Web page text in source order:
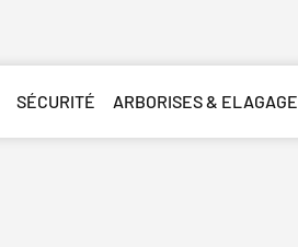
SÉCURITÉ ARBORISES & ELAGAGE